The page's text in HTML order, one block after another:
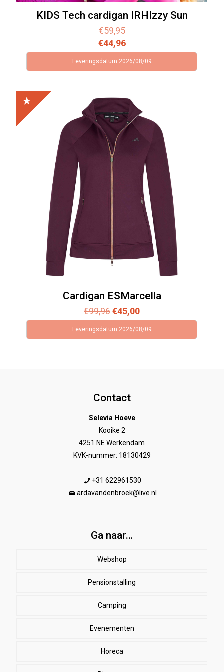
KIDS Tech cardigan IRHIzzy Sun
€59,95
€44,96
Leveringsdatum 2026/08/09
Cardigan ESMarcella
€99,96Oorspronkelijke
prijs
€45,00Huidige
prijs
is:
Leveringsdatum 2026/08/09
Contact
Selevia Hoeve
Kooike 2
4251 NE Werkendam
KVK-nummer: 18130429
+31 622961530
ardavandenbroek@live.nl
Ga naar…
Webshop
Paard
Beenbeschermers
EHBO
Dekens
Ruiter
Herenkleding
Dames paardrijkleding
Stal
SALE
Pensionstalling
Camping
Evenementen
Horeca